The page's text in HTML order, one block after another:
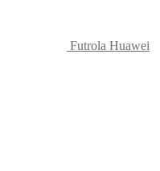
Futrola Huawei